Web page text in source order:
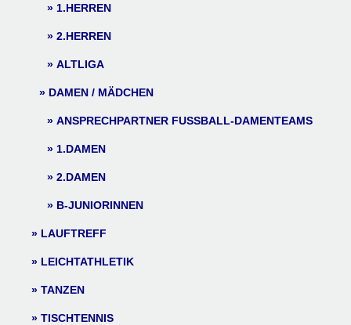
1.HERREN
2.HERREN
ALTLIGA
DAMEN / MÄDCHEN
ANSPRECHPARTNER FUSSBALL-DAMENTEAMS
1.DAMEN
2.DAMEN
B-JUNIORINNEN
LAUFTREFF
LEICHTATHLETIK
TANZEN
TISCHTENNIS